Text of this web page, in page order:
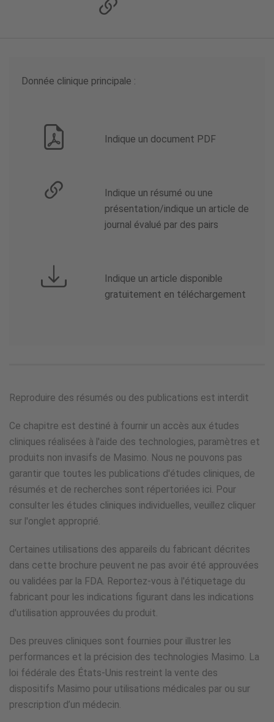
Donnée clinique principale :
Indique un document PDF
Indique un résumé ou une
présentation/indique un article de
journal évalué par des pairs
Indique un article disponible
gratuitement en téléchargement
Reproduire des résumés ou des publications est interdit
Ce chapitre est destiné à fournir un accès aux études
cliniques réalisées à l'aide des technologies, paramètres et
produits non invasifs de Masimo. Nous ne pouvons pas
garantir que toutes les publications d'études cliniques, de
résumés et de recherches sont répertoriées ici. Pour
consulter les études cliniques individuelles, veuillez cliquer
sur l'onglet approprié.
Certaines utilisations des appareils du fabricant décrites
dans cette brochure peuvent ne pas avoir été approuvées
ou validées par la FDA. Reportez-vous à l'étiquetage du
fabricant pour les indications figurant dans les indications
d'utilisation approuvées du produit.
Des preuves cliniques sont fournies pour illustrer les
performances et la précision des technologies Masimo. La
loi fédérale des États-Unis restreint la vente des
dispositifs Masimo pour utilisations médicales par ou sur
prescription d’un médecin.